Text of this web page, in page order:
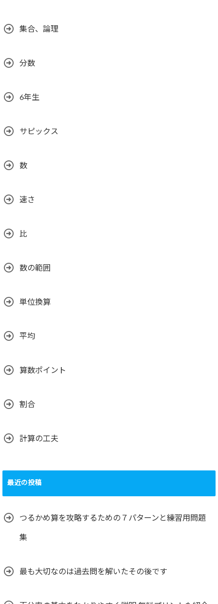
集合、論理
分数
6年生
サピックス
数
速さ
比
数の範囲
単位換算
平均
算数ポイント
割合
計算の工夫
最近の投稿
つるかめ算を攻略するための７パターンと練習用問題
集
最も大切なのは過去問を解いたその後です